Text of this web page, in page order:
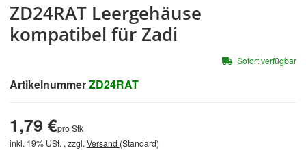
ZD24RAT Leergehäuse
kompatibel für Zadi
ArtikelnummerZD24RAT
1,79 €pro Stk
inkl. 19% USt. , zzgl. Versand (Standard)
Sofort verfügbar